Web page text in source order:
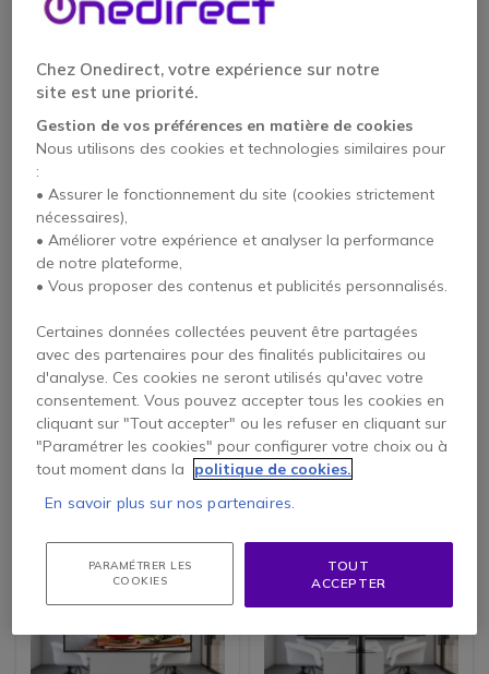
4353,17 € HT -30% HT
Kit visio Yealink
Medium Room MTR
Windows
6823,60 €
3983,60 € HT
Kit visio Logitech
Medium Room MTR
Windows5.0 de 1 Avis
7684,35 €
5255,22 € HT
Chez Onedirect, votre expérience sur notre
site est une priorité.
Gestion de vos préférences en matière de cookies
Nous utilisons des cookies et technologies similaires pour
:
• Assurer le fonctionnement du site (cookies strictement
nécessaires),
• Améliorer votre expérience et analyser la performance
de notre plateforme,
• Vous proposer des contenus et publicités personnalisés.
Certaines données collectées peuvent être partagées
avec des partenaires pour des finalités publicitaires ou
d'analyse. Ces cookies ne seront utilisés qu'avec votre
consentement. Vous pouvez accepter tous les cookies en
cliquant sur "Tout accepter" ou les refuser en cliquant sur
"Paramétrer les cookies" pour configurer votre choix ou à
tout moment dans la
politique de cookies.
En savoir plus sur nos partenaires.
PARAMÉTRER LES
COOKIES
TOUT
ACCEPTER